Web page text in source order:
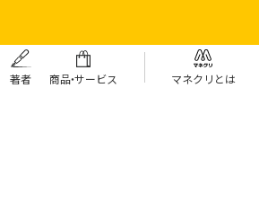
著者 商品・サービス マネクリとは